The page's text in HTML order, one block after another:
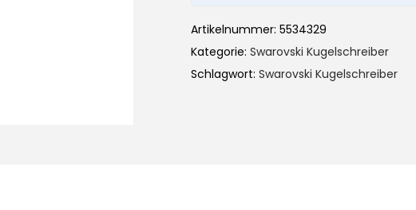
Artikelnummer: 5534329
Kategorie: Swarovski Kugelschreiber
Schlagwort: Swarovski Kugelschreiber